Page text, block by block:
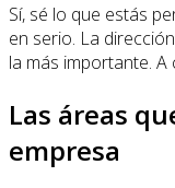
Sí, sé lo que estás
en serio. La
la más importante.
Las áreas
empresa